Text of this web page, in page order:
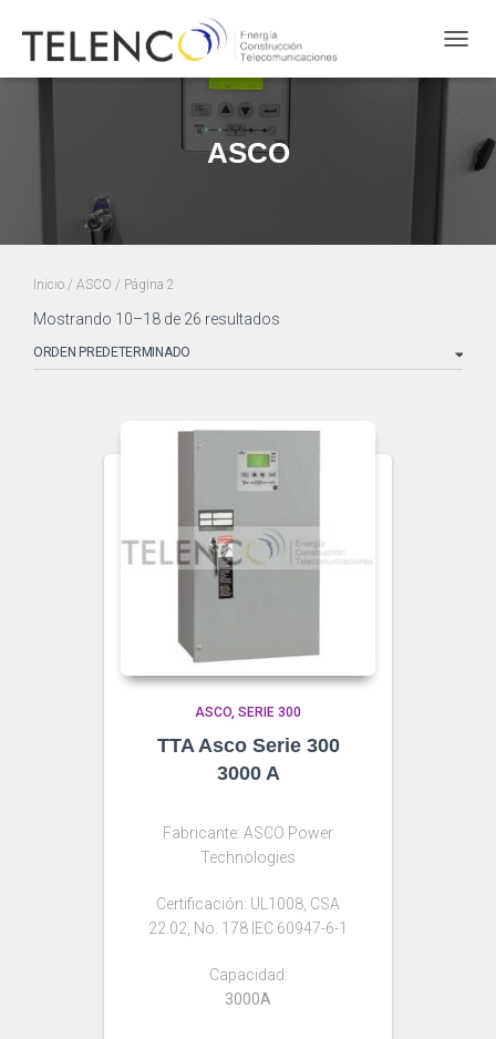
ASCO
Inicio / ASCO / Página 2
Mostrando 10–18 de 26 resultados
ASCO SERIE 300
TTA Asco Serie 300
3000 A
Fabricante: ASCO Power
Technologies
Certificación: UL1008, CSA
22.02, No. 178 IEC 60947-6-1
Capacidad:
3000A